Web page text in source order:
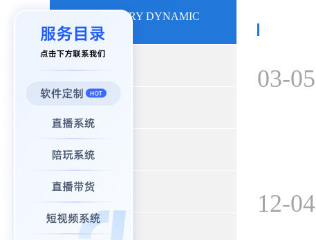
INDUSTRY DYNAMIC
+ 开发资讯
+ App开发
+ 小程序开发
03-05
12-04